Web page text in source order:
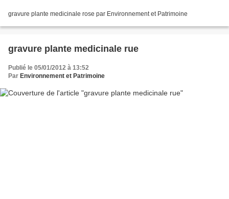
gravure plante medicinale rose par Environnement et Patrimoine
gravure plante medicinale rue
Publié le 05/01/2012 à 13:52
Par Environnement et Patrimoine